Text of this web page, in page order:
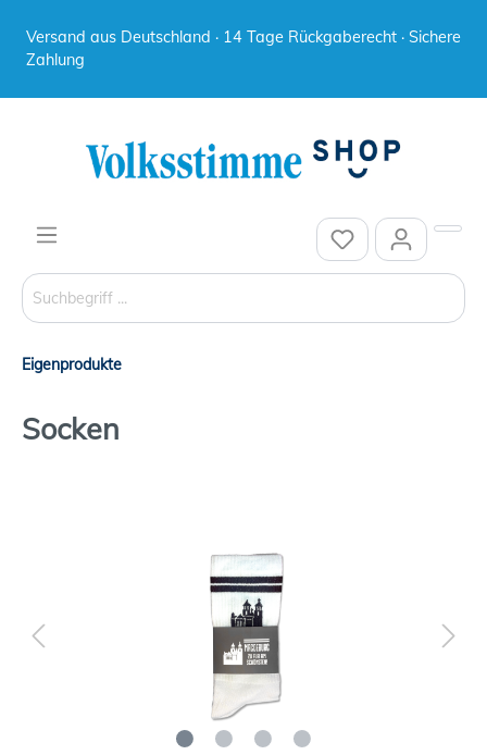
Versand aus Deutschland · 14 Tage Rückgaberecht · Sichere
Zahlung
Eigenprodukte
Socken